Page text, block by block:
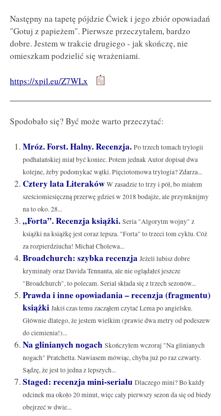
Następny na tapetę pójdzie Ćwiek i jego zbiór opowiadań
"Gotuj z papieżem". Pierwsze przeczytałem, bardzo
dobre. Jestem w trakcie drugiego - jak skończę, nie
omieszkam podzielić się wrażeniami.
https://xpil.eu/Z7WLx
Spodobało się? Być może warto przeczytać:
Mróz. Forst. Halny. Recenzja. Po trzech tomach trylogii
podhalańskiej miał być koniec. Potem jednak Autor dopisał dwa
kolejne, żeby podomykać wątki. Pięciotomowa trylogia? Zdarza...
Cztery lata Literaków W zasadzie to trzy i pół, bo miałem
sześciomiesięczną przerwę gdzieś w 2018 bodajże, ale przymknijmy
na to oko. 28...
„Forta”. Recenzja książki. Seria "Algorytm wojny" z
książki na książkę jest coraz lepsza. "Forta" to trzeci tom cyklu. Cóż
za rozpierdziucha! Michał Cholewa...
Broadchurch: szybka recenzja Jeżeli lubisz dobre
kryminały oraz Davida Tennanta, ale nie oglądałeś jeszcze
"Broadchurch", to polecam. Serial składa się z trzech sezonów...
Prawda i inne opowiadania – recenzja (fragmentu)
książki Jakiś czas temu zacząłem czytać Lema po angielsku.
Głównie dlatego, że jestem wielkim (prawie dwa metry od podeszew
do ciemienia!)...
Na glinianych nogach Skończyłem wczoraj "Na glinianych
nogach" Pratchetta. Nawiasem mówiąc, chyba już po raz czwarty.
Sądzę, że jest to jedna z lepszych...
Staged: recenzja mini-serialu Dlaczego mini? Bo każdy
odcinek ma około 20 minut, więc cały pierwszy sezon da się od biedy
obejrzeć w dwie...